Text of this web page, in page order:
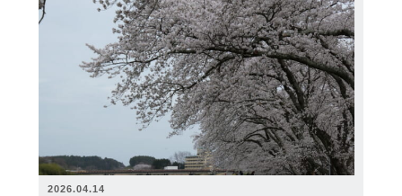
2026.04.14